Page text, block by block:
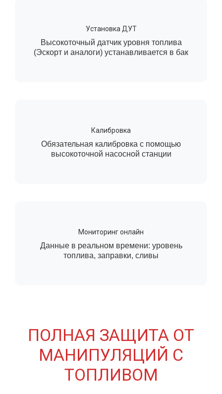
Установка ДУТ
Высокоточный датчик уровня топлива
(Эскорт и аналоги) устанавливается в бак
Калибровка
Обязательная калибровка с помощью
высокоточной насосной станции
Мониторинг онлайн
Данные в реальном времени: уровень
топлива, заправки, сливы
ПОЛНАЯ ЗАЩИТА ОТ
МАНИПУЛЯЦИЙ С
ТОПЛИВОМ